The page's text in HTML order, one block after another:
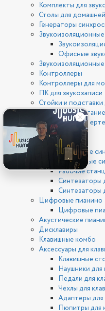
Комплекты для
Столы для
Генераторы
Офисные
Контроллеры
Контроллеры для
ПК для звукозаписи
Стойки и
Фантомное питание
ЦАП/АЦП
Клавишные
Синтезаторы
Цифровые
Аналоговые
Рабочие
Синтезаторы
Синтезаторы
Цифровые пианино
Цифровые
Акустические
Дисклавиры
Клавишные комбо
Аксессуары для
Клавишные
Наушники для
Педали для
Чехлы для
Адаптеры для
Пюпитры для